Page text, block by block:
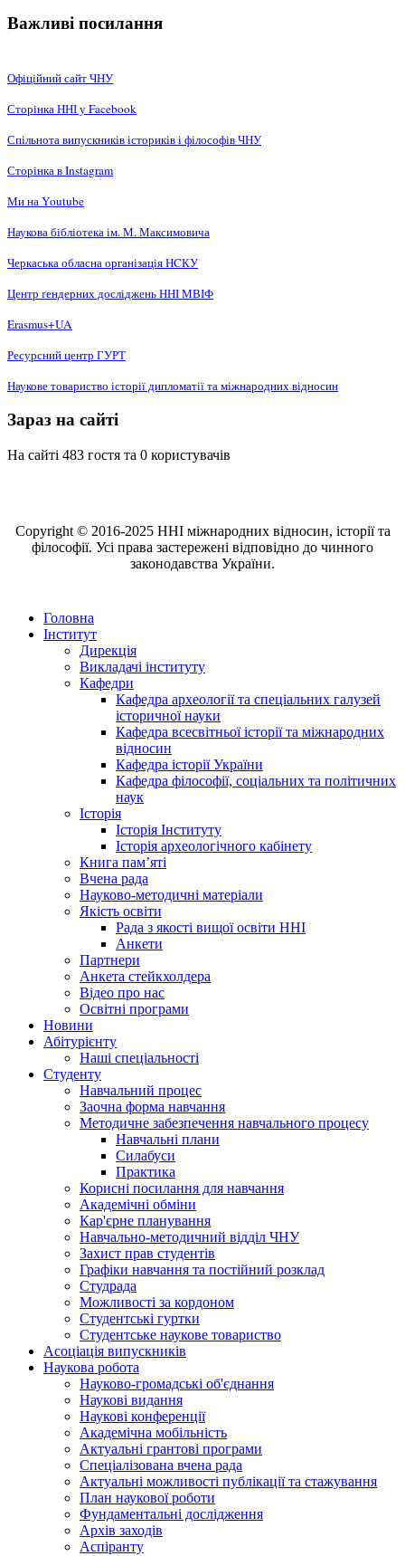
Важливі посилання
Офіційний сайт ЧНУ
Сторінка ННІ у Facebook
Спільнота випускників істориків і філософів ЧНУ
Сторінка в Instagram
Ми на Youtube
Наукова бібліотека ім. М. Максимовича
Черкаська обласна організація НCКУ
Центр ґендерних досліджень ННІ МВІФ
Erasmus+UA
Ресурсний центр ГУРТ
Наукове товариство історії дипломатії та міжнародних відносин
Зараз на сайті
На сайті 483 гостя та 0 користувачів
Copyright © 2016-2025 ННІ міжнародних відносин, історії та
філософії. Усі права застережені відповідно до чинного
законодавства України.
Головна
Інститут
Дирекція
Викладачі інституту
Кафедри
Кафедра археології та спеціальних галузей
історичної науки
Кафедра всесвітньої історії та міжнародних
відносин
Кафедра історії України
Кафедра філософії, соціальних та політичних
наук
Історія
Історія Інституту
Історія археологічного кабінету
Книга памʼяті
Вчена рада
Науково-методичні матеріали
Якість освіти
Рада з якості вищої освіти ННІ
Анкети
Партнери
Анкета стейкхолдера
Відео про нас
Освітні програми
Hовини
Абітурієнту
Наші спеціальності
Студенту
Навчальний процес
Заочна форма навчання
Методичне забезпечення навчального процесу
Навчальні плани
Силабуси
Практика
Корисні посилання для навчання
Академічні обміни
Кар'єрне планування
Навчально-методичний відділ ЧНУ
Захист прав студентів
Графіки навчання та постійний розклад
Студрада
Можливості за кордоном
Студентські гуртки
Студентське наукове товариство
Асоціація випускників
Наукова робота
Науково-громадські об'єднання
Наукові видання
Наукові конференції
Академічна мобільність
Актуальні грантові програми
Спеціалізована вчена рада
Актуальні можливості публікації та стажування
План наукової роботи
Фундаментальні дослідження
Архів заходів
Аспіранту